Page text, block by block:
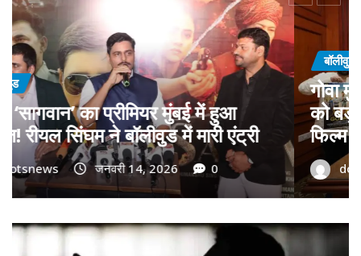
डॉ. प्रमोद सावंत का ‘गोदान’
पोस्टर विमोचन कर मथुरा से
टीम का बढ़ाया मान!
जनवरी 9, 2026 0
NEWS
फिरौती और
बाद अब ये बड़ा
‘फिरौती खेल’
dotsnews